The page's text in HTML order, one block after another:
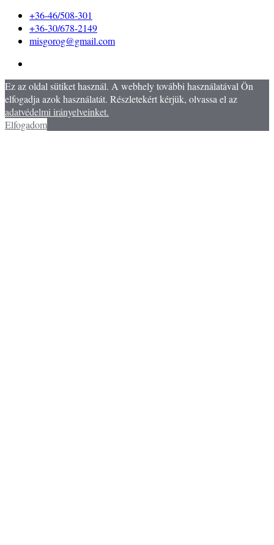
+36-46/508-301
+36-30/678-2149
misgorog@gmail.com
Ez az oldal sütiket használ. A webhely további használatával Ön
elfogadja azok használatát. Részletekért kérjük, olvassa el az
adatvédelmi irányelveinket.
Elfogadom